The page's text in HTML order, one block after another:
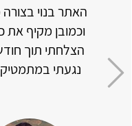
האתר בנוי
וכמובן מקיף את